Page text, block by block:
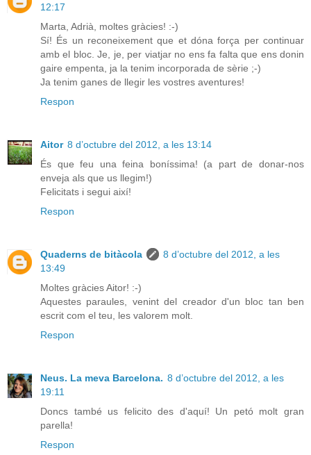
12:17
Marta, Adrià, moltes gràcies! :-)
Sí! És un reconeixement que et dóna força per continuar
amb el bloc. Je, je, per viatjar no ens fa falta que ens donin
gaire empenta, ja la tenim incorporada de sèrie ;-)
Ja tenim ganes de llegir les vostres aventures!
Respon
Aitor 8 d’octubre del 2012, a les 13:14
És que feu una feina boníssima! (a part de donar-nos
enveja als que us llegim!)
Felicitats i segui així!
Respon
Quaderns de bitàcola
8 d’octubre del 2012, a les
13:49
Moltes gràcies Aitor! :-)
Aquestes paraules, venint del creador d'un bloc tan ben
escrit com el teu, les valorem molt.
Respon
Neus. La meva Barcelona. 8 d’octubre del 2012, a les
19:11
Doncs també us felicito des d'aquí! Un petó molt gran
parella!
Respon